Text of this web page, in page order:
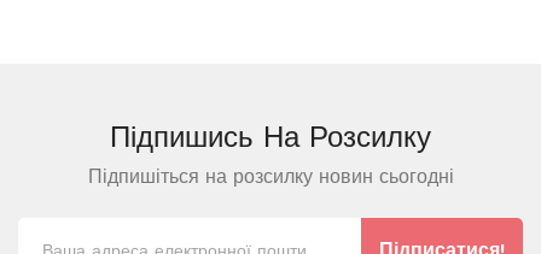
Підпишись На Розсилку
Підпишіться на розсилку новин сьогодні